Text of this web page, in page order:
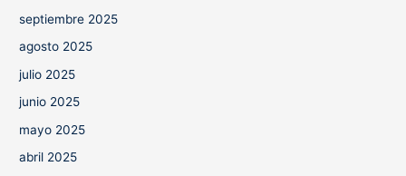
septiembre 2025
agosto 2025
julio 2025
junio 2025
mayo 2025
abril 2025